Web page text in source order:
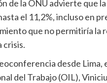
de la ONU advierte que
el 11,2%, incluso en
que no permitiría la
crisis.
desde Lima,
del Trabajo (OIL),